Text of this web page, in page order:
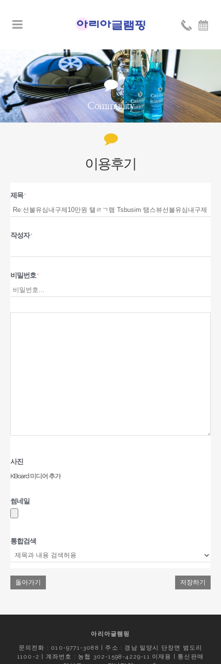
Community
이용후기
제목 *
작성자*
비밀번호 *
사진
KBoard 미디어 추가
썸네일
통합검색
돌아가기 저장하기
아리아글램핑
문의전화 : 010-9771-3088 | 주소 : 경남 밀양시 단장면 범도리
1100-2 | 계좌번호 : 농협 302-1598-4229-11 이재용 | 통신판매